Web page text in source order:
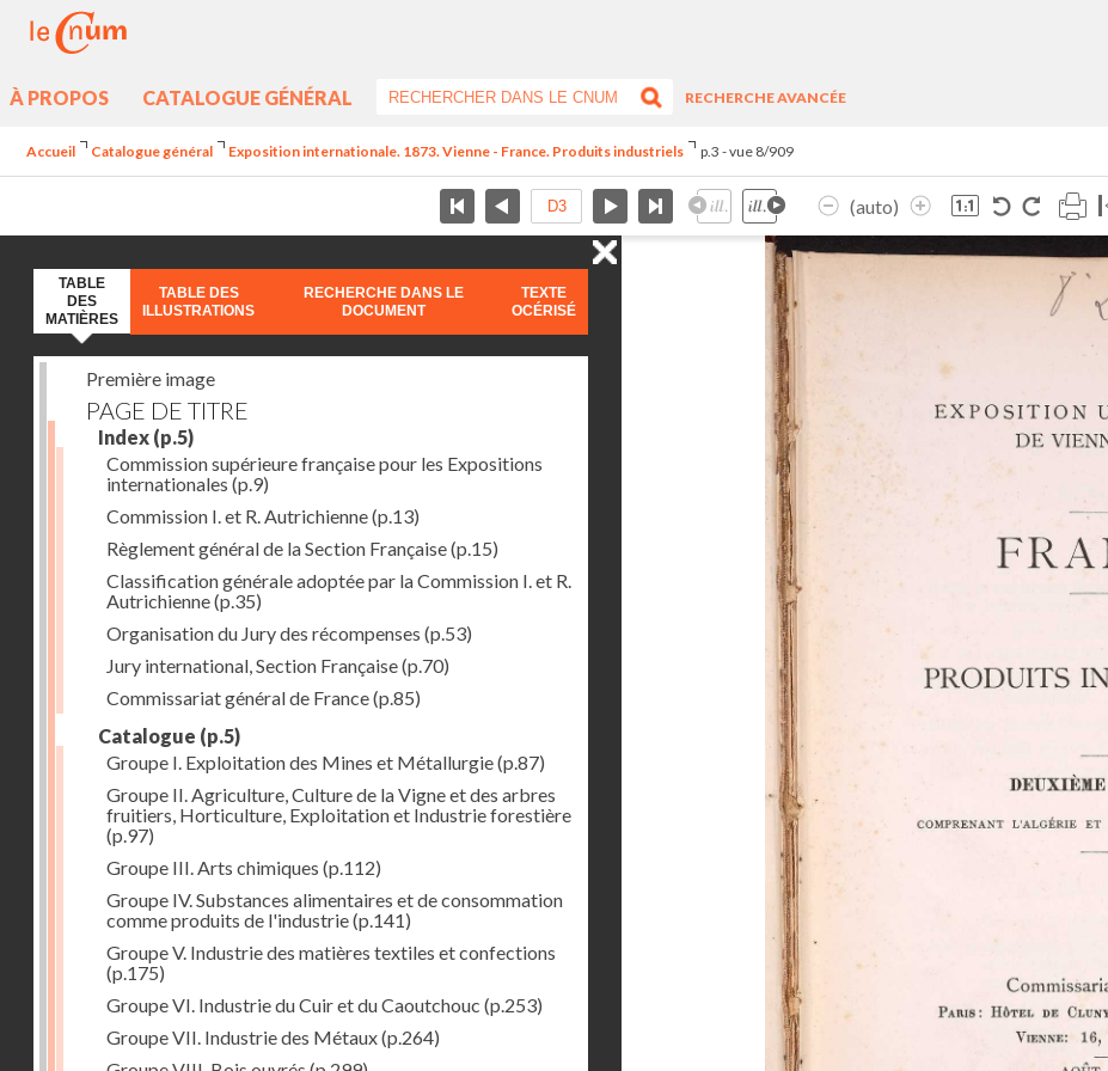
À PROPOS CATALOGUE GÉNÉRAL
RECHERCHE AVANCÉE
Accueil Catalogue général Exposition internationale. 1873. Vienne - France. Produits industriels p.3 - vue 8/909
(auto)
TABLE
DES
MATIÈRES
TABLE DES
ILLUSTRATIONS
RECHERCHE DANS LE
DOCUMENT
TEXTE
OCÉRISÉ
Première image
PAGE DE TITRE
Index (p.5)
Commission supérieure française pour les Expositions
internationales (p.9)
Commission I. et R. Autrichienne(p.13)
Règlement général de la Section Française(p.15)
Classification générale adoptée par la Commission I. et R.
Autrichienne(p.35)
Organisation du Jury des récompenses (p.53)
Jury international, Section Française(p.70)
Commissariat général de France(p.85)
Catalogue (p.5)
Groupe I. Exploitation des Mines et Métallurgie(p.87)
Groupe II. Agriculture, Culture de la Vigne et des arbres
fruitiers, Horticulture, Exploitation et Industrie forestière
(p.97)
Groupe III. Arts chimiques (p.112)
Groupe IV. Substances alimentaires et de consommation
comme produits de l'industrie(p.141)
Groupe V. Industrie des matières textiles et confections
(p.175)
Groupe VI. Industrie du Cuir et du Caoutchouc (p.253)
Groupe VII. Industrie des Métaux(p.264)